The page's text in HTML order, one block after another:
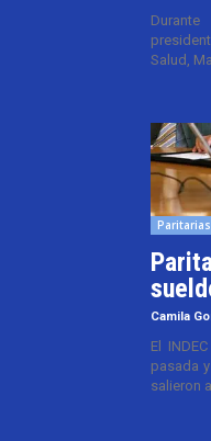
Salud,
Paritarias
Camila
El
pasada
salieron